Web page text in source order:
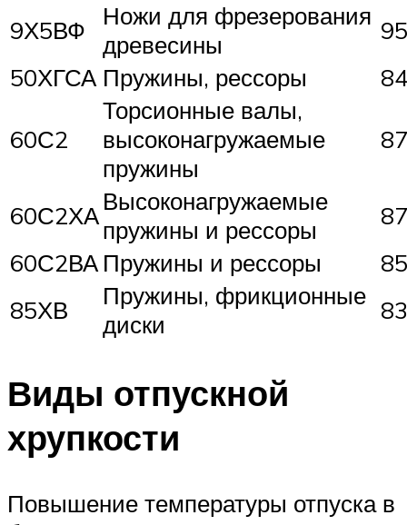
9Х5ВФ
Ножи для фрезерования
древесины
50ХГСА Пружины, рессоры
60С2
Торсионные валы,
высоконагружаемые
пружины
60С2ХАВысоконагружаемые
пружины и рессоры
60С2ВА Пружины и рессоры
85ХВ
Пружины, фрикционные
диски
Виды отпускной
хрупкости
Повышение температуры отпуска в